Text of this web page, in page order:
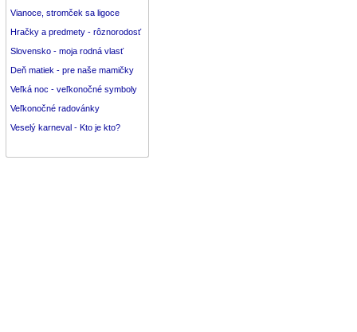
Vianoce, stromček sa ligoce
Hračky a predmety - rôznorodosť
Slovensko - moja rodná vlasť
Deň matiek - pre naše mamičky
Veľká noc - veľkonočné symboly
Veľkonočné radovánky
Veselý karneval - Kto je kto?